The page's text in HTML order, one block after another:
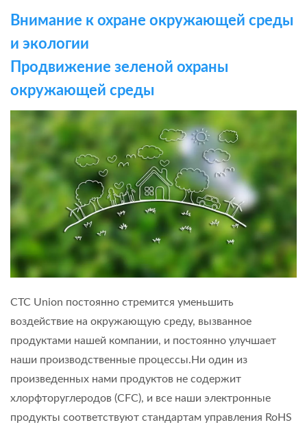
Внимание к охране окружающей среды
и экологии
Продвижение зеленой охраны
окружающей среды
CTC Union постоянно стремится уменьшить
воздействие на окружающую среду, вызванное
продуктами нашей компании, и постоянно улучшает
наши производственные процессы.Ни один из
произведенных нами продуктов не содержит
хлорфторуглеродов (CFC), и все наши электронные
продукты соответствуют стандартам управления RoHS